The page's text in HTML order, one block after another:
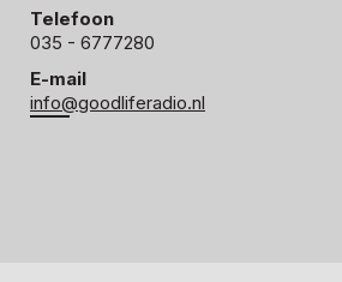
Telefoon
035 - 6777280
E-mail
info@goodliferadio.nl